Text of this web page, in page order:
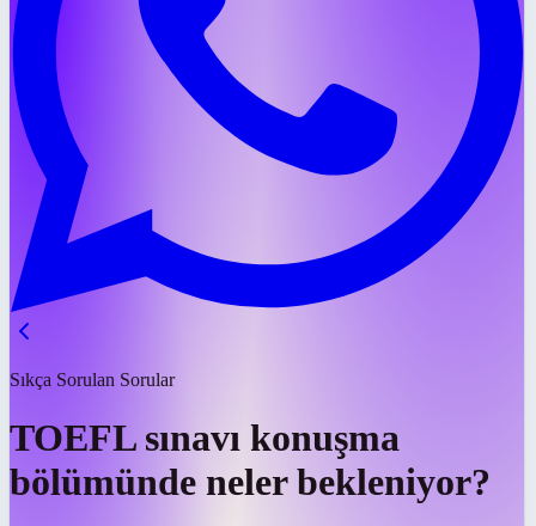
Sıkça Sorulan Sorular
TOEFL sınavı konuşma
bölümünde neler bekleniyor?